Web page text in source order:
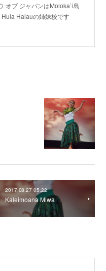
オブ ジャパンはMoloka`i島
Halauの姉妹校です
2017.08.27 05:22
Kaleimoana Miwa